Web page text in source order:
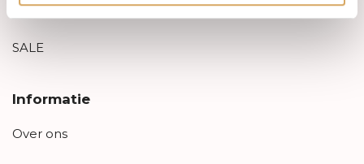
Heren Sieraden
SALE
Informatie
Over ons